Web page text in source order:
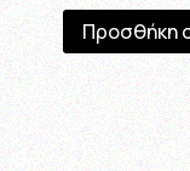
Προσθήκη